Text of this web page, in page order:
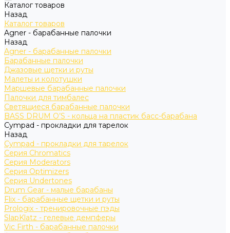
Каталог товаров
Назад
Каталог товаров
Agner - барабанные палочки
Назад
Agner - барабанные палочки
Барабанные палочки
Джазовые щетки и руты
Малеты и колотушки
Маршевые барабанные палочки
Палочки для тимбалес
Светящиеся барабанные палочки
BASS DRUM O’S - кольца на пластик басс-барабана
Cympad - прокладки для тарелок
Назад
Cympad - прокладки для тарелок
Серия Chromatics
Серия Moderators
Серия Optimizers
Серия Undertones
Drum Gear - малые барабаны
Flix - барабанные щетки и руты
Prologix - тренировочные пэды
SlapKlatz - гелевые демпферы
Vic Firth - барабанные палочки